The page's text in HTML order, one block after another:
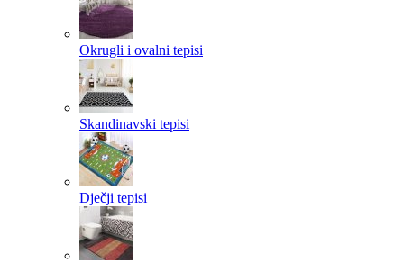
Okrugli i ovalni tepisi
Skandinavski tepisi
Dječji tepisi